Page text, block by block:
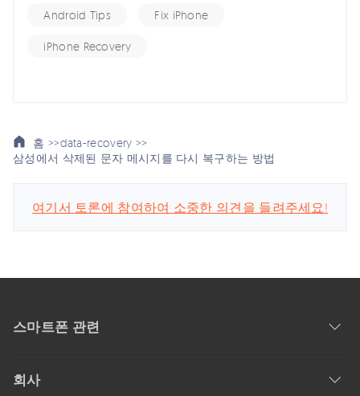
Android Tips Fix iPhone
iPhone Recovery
홈 >>data-recovery >>
삼성에서 삭제된 문자 메시지를 다시 복구하는 방법
여기서 토론에 참여하여 소중한 의견을 들려주세요!
스마트폰 관련
회사